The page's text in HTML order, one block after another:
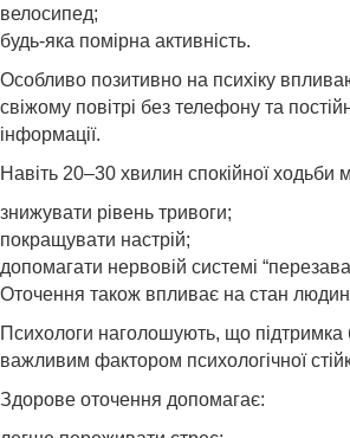
велосипед;
будь-яка помірна активність.
Особливо позитивно на психіку
свіжому повітрі без телефону та
інформації.
Навіть 20–30 хвилин спокійної ходьби
знижувати рівень тривоги;
покращувати настрій;
допомагати нервовій системі
Оточення також впливає на стан
Психологи наголошують, що підтримка
важливим фактором психологічної
Здорове оточення допомагає: